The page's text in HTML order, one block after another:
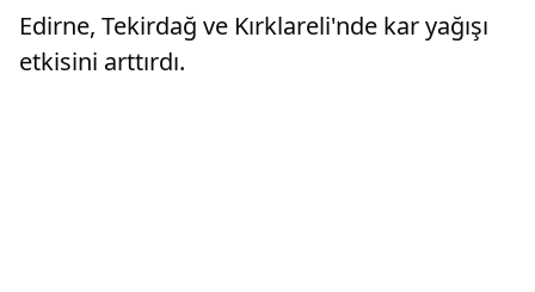
Edirne, Tekirdağ ve Kırklareli'nde kar yağışı
etkisini arttırdı.